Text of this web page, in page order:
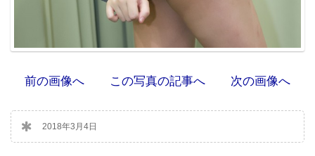
前の画像へ この写真の記事へ 次の画像へ
2018年3月4日